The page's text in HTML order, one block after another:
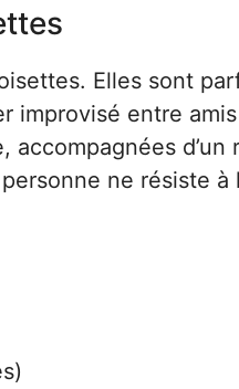
Elles sont
improvisé entre
d’un
ne résiste à